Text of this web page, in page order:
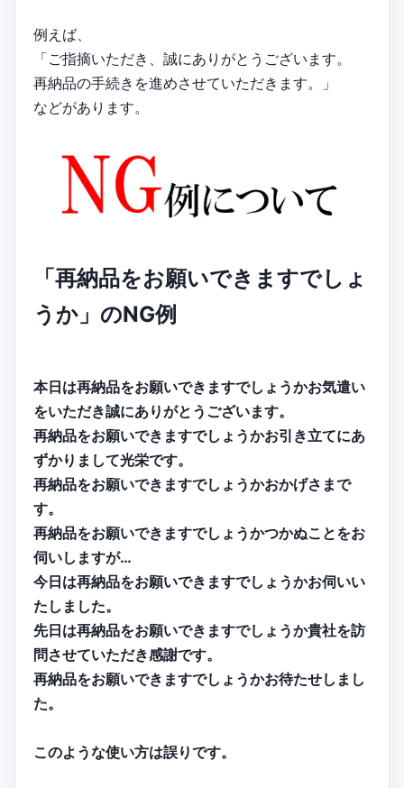
例えば、
「ご指摘いただき、誠にありがとうございます。
再納品の手続きを進めさせていただきます。」
などがあります。
「再納品をお願いできますでしょ
うか」のNG例
本日は再納品をお願いできますでしょうかお気遣い
をいただき誠にありがとうございます。
再納品をお願いできますでしょうかお引き立てにあ
ずかりまして光栄です。
再納品をお願いできますでしょうかおかげさまで
す。
再納品をお願いできますでしょうかつかぬことをお
伺いしますが…
今日は再納品をお願いできますでしょうかお伺いい
たしました。
先日は再納品をお願いできますでしょうか貴社を訪
問させていただき感謝です。
再納品をお願いできますでしょうかお待たせしまし
た。
このような使い方は誤りです。